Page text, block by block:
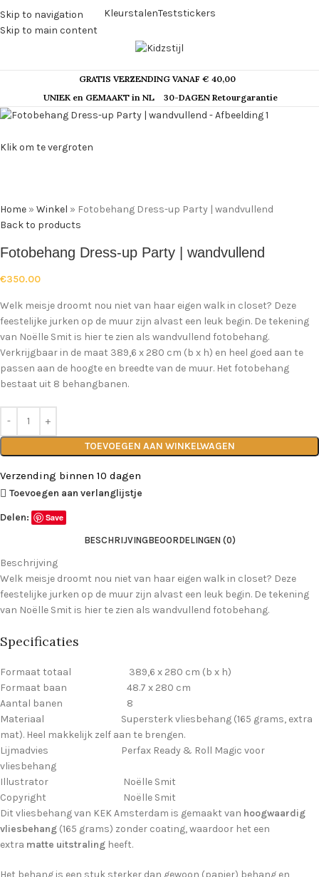
Skip to navigation
Skip to main content
KleurstalenTeststickers
GRATIS VERZENDING VANAF € 40,00
UNIEK en GEMAAKT in NL
30-DAGEN Retourgarantie
Klik om te vergroten
Home » Winkel » Fotobehang Dress-up Party | wandvullend
Back to products
Fotobehang Dress-up Party | wandvullend
€350.00
Welk meisje droomt nou niet van haar eigen walk in closet? Deze
feestelijke jurken op de muur zijn alvast een leuk begin. De tekening
van Noëlle Smit is hier te zien als wandvullend fotobehang.
Verkrijgbaar in de maat 389,6 x 280 cm (b x h) en heel goed aan te
passen aan de hoogte en breedte van de muur. Het fotobehang
bestaat uit 8 behangbanen.
TOEVOEGEN AAN WINKELWAGEN
Verzending binnen 10 dagen
Toevoegen aan verlanglijstje
Delen:
Save
BESCHRIJVINGBEOORDELINGEN (0)
Beschrijving
Welk meisje droomt nou niet van haar eigen walk in closet? Deze
feestelijke jurken op de muur zijn alvast een leuk begin. De tekening
van Noëlle Smit is hier te zien als wandvullend fotobehang.
Specificaties
Formaat totaal 389,6 x 280 cm (b x h)
Formaat baan 48.7 x 280 cm
Aantal banen 8
Materiaal Supersterk vliesbehang (165 grams, extra
mat). Heel makkelijk zelf aan te brengen.
Lijmadvies Perfax Ready & Roll Magic voor
vliesbehang
Illustrator Noëlle Smit
Copyright Noëlle Smit
Dit vliesbehang van KEK Amsterdam is gemaakt van hoogwaardig
vliesbehang (165 grams) zonder coating, waardoor het een
extra matte uitstraling heeft.
Het behang is een stuk sterker dan gewoon (papier) behang en